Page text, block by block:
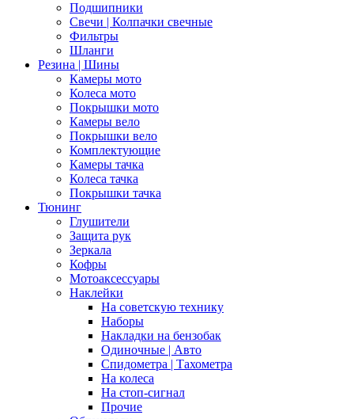
Подшипники
Свечи | Колпачки свечные
Фильтры
Шланги
Резина | Шины
Камеры мото
Колеса мото
Покрышки мото
Камеры вело
Покрышки вело
Комплектующие
Камеры тачка
Колеса тачка
Покрышки тачка
Тюнинг
Глушители
Защита рук
Зеркала
Кофры
Мотоаксессуары
Наклейки
На советскую технику
Наборы
Накладки на бензобак
Одиночные | Авто
Спидометра | Тахометра
На колеса
На стоп-сигнал
Прочие